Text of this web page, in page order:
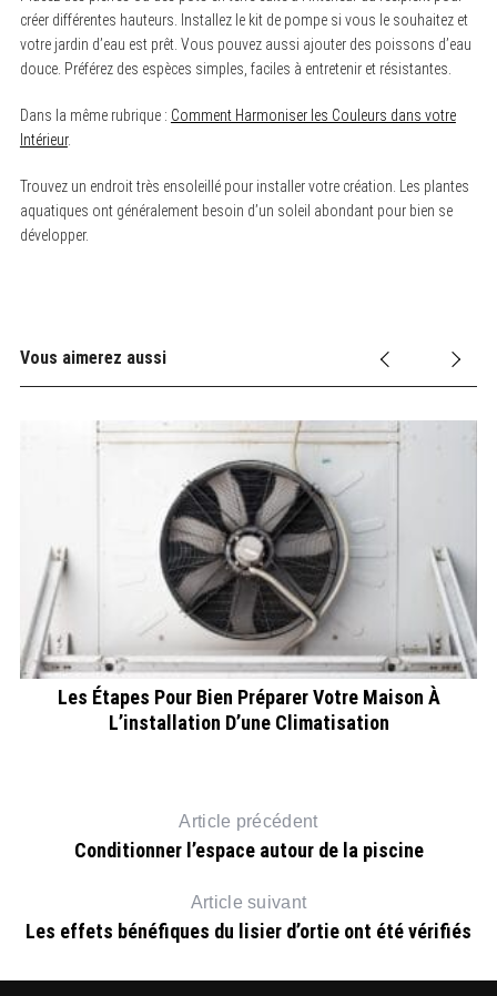
créer différentes hauteurs. Installez le kit de pompe si vous le souhaitez et
votre jardin d’eau est prêt. Vous pouvez aussi ajouter des poissons d’eau
douce. Préférez des espèces simples, faciles à entretenir et résistantes.
Dans la même rubrique : Comment Harmoniser les Couleurs dans votre
Intérieur.
Trouvez un endroit très ensoleillé pour installer votre création. Les plantes
aquatiques ont généralement besoin d’un soleil abondant pour bien se
développer.
Vous aimerez aussi
Les Étapes Pour Bien Préparer Votre Maison À
L’installation D’une Climatisation
Article précédent
Conditionner l’espace autour de la piscine
Article suivant
Les effets bénéfiques du lisier d’ortie ont été vérifiés
r
h
f
: